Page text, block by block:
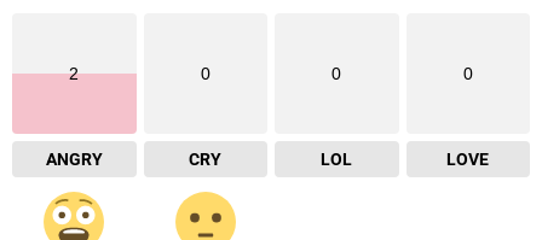
2
ANGRY
0
CRY
0
LOL
0
LOVE